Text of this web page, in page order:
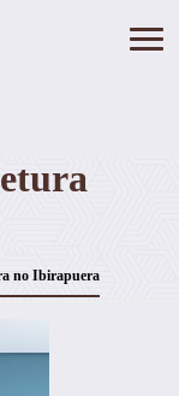
no Ibirapuera